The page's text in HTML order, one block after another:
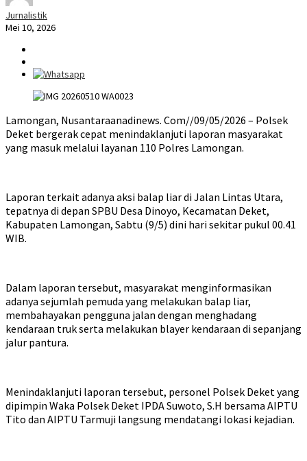
Jurnalistik
Mei 10, 2026
Lamongan, Nusantaraanadinews. Com//09/05/2026 – Polsek
Deket bergerak cepat menindaklanjuti laporan masyarakat
yang masuk melalui layanan 110 Polres Lamongan.
Laporan terkait adanya aksi balap liar di Jalan Lintas Utara,
tepatnya di depan SPBU Desa Dinoyo, Kecamatan Deket,
Kabupaten Lamongan, Sabtu (9/5) dini hari sekitar pukul 00.41
WIB.
Dalam laporan tersebut, masyarakat menginformasikan
adanya sejumlah pemuda yang melakukan balap liar,
membahayakan pengguna jalan dengan menghadang
kendaraan truk serta melakukan blayer kendaraan di sepanjang
jalur pantura.
Menindaklanjuti laporan tersebut, personel Polsek Deket yang
dipimpin Waka Polsek Deket IPDA Suwoto, S.H bersama AIPTU
Tito dan AIPTU Tarmuji langsung mendatangi lokasi kejadian.